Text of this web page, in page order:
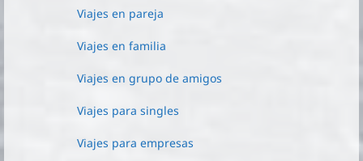
Viajes en pareja
Viajes en familia
Viajes en grupo de amigos
Viajes para singles
Viajes para empresas